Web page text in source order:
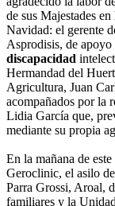
de sus Majestades en
Navidad: el gerente
Asprodisis, de apoyo
discapacidad
Hermandad del
Agricultura, Juan
acompañados por la
Lidia García que,
mediante su propia
En la mañana de
Geroclinic, el asilo
Parra Grossi, Aroal,
familiares y la